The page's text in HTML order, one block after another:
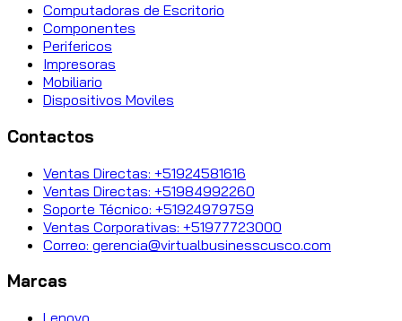
Computadoras de Escritorio
Componentes
Perifericos
Impresoras
Mobiliario
Dispositivos Moviles
Contactos
Ventas Directas: +51924581616
Ventas Directas: +51984992260
Soporte Técnico: +51924979759
Ventas Corporativas: +51977723000
Correo: gerencia@virtualbusinesscusco.com
Marcas
Lenovo